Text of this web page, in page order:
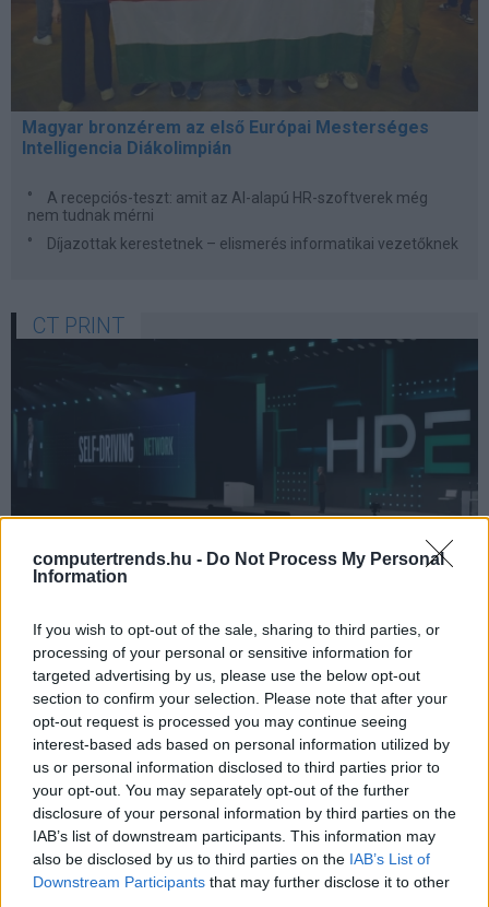
computertrends.hu - Do Not Process My Personal
Information
If you wish to opt-out of the sale, sharing to third parties, or
processing of your personal or sensitive information for
targeted advertising by us, please use the below opt-out
section to confirm your selection. Please note that after your
opt-out request is processed you may continue seeing
interest-based ads based on personal information utilized by
us or personal information disclosed to third parties prior to
your opt-out. You may separately opt-out of the further
disclosure of your personal information by third parties on the
IAB’s list of downstream participants. This information may
also be disclosed by us to third parties on the IAB’s List of
Downstream Participants that may further disclose it to other
Magyar bronzérem az első Európai Mesterséges
Intelligencia Diákolimpián
A recepciós-teszt: amit az AI-alapú HR-szoftverek még
nem tudnak mérni
Díjazottak kerestetnek – elismerés informatikai vezetőknek
CT PRINT
vállalati AI
Microsoft Build 2026 – Fejlesztői szabadság az ügynöki AI
platformon
AI Symposium 2026 – Autózás, ahogyan a mesterséges
intelligencia látja
CIO